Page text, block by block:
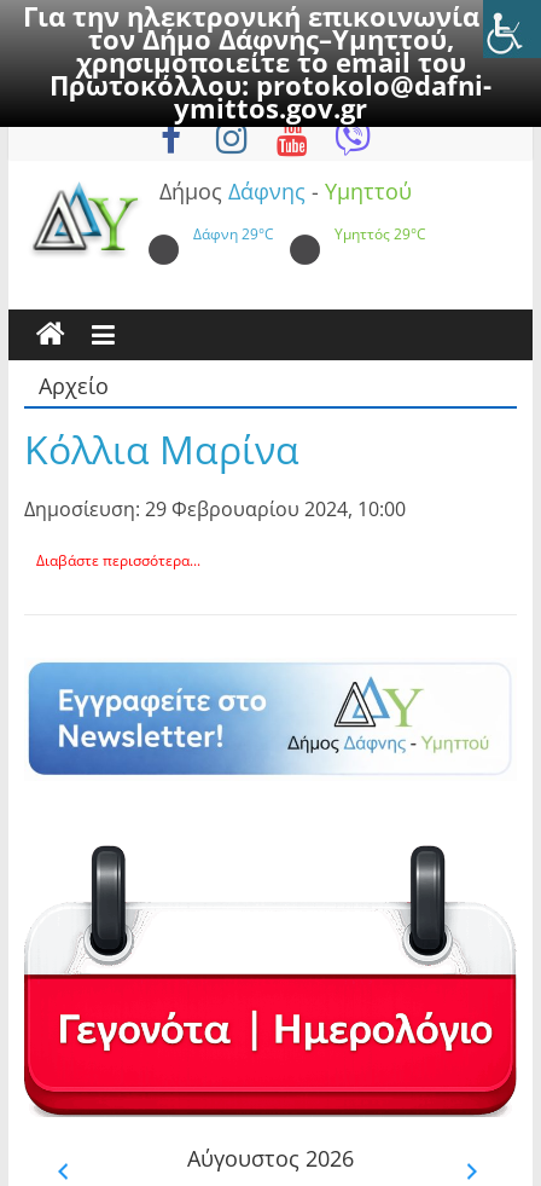
Για την ηλεκτρονική επικοινωνία με
τον Δήμο Δάφνης–Υμηττού,
χρησιμοποιείτε το email του
Πρωτοκόλλου:protokolo@dafni-
ymittos.gov.gr
to
Παρασκευή, 7 Αυγούστου 2026
Δήμος Δάφνης - Υμηττού
Δάφνη29°C Υμηττός29°C
Αρχείο
Κόλλια Μαρίνα
Δημοσίευση: 29 Φεβρουαρίου 2024, 10:00
Διαβάστε περισσότερα...
Αύγουστος 2026